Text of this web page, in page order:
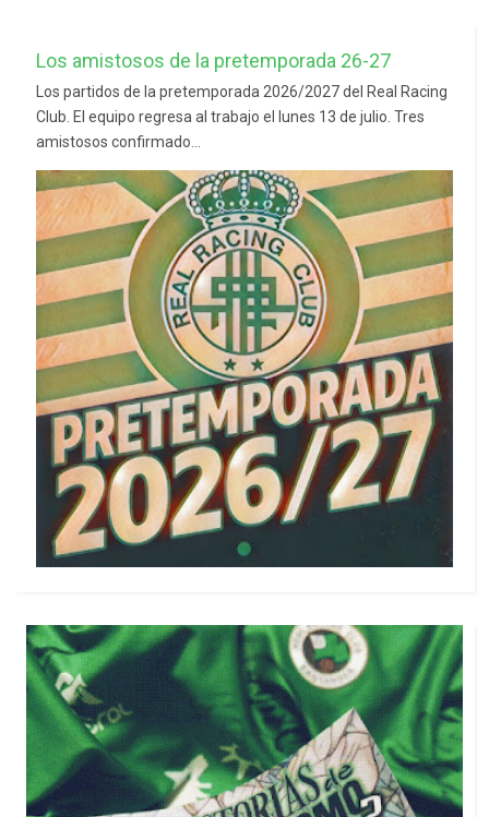
Los amistosos de la pretemporada 26-27
Los partidos de la pretemporada 2026/2027 del Real Racing
Club. El equipo regresa al trabajo el lunes 13 de julio. Tres
amistosos confirmado...